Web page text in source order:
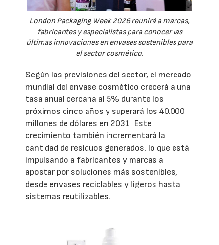
London Packaging Week 2026 reunirá a marcas,
fabricantes y especialistas para conocer las
últimas innovaciones en envases sostenibles para
el sector cosmético.
Según las previsiones del sector, el mercado
mundial del envase cosmético crecerá a una
tasa anual cercana al 5% durante los
próximos cinco años y superará los 40.000
millones de dólares en 2031. Este
crecimiento también incrementará la
cantidad de residuos generados, lo que está
impulsando a fabricantes y marcas a
apostar por soluciones más sostenibles,
desde envases reciclables y ligeros hasta
sistemas reutilizables.